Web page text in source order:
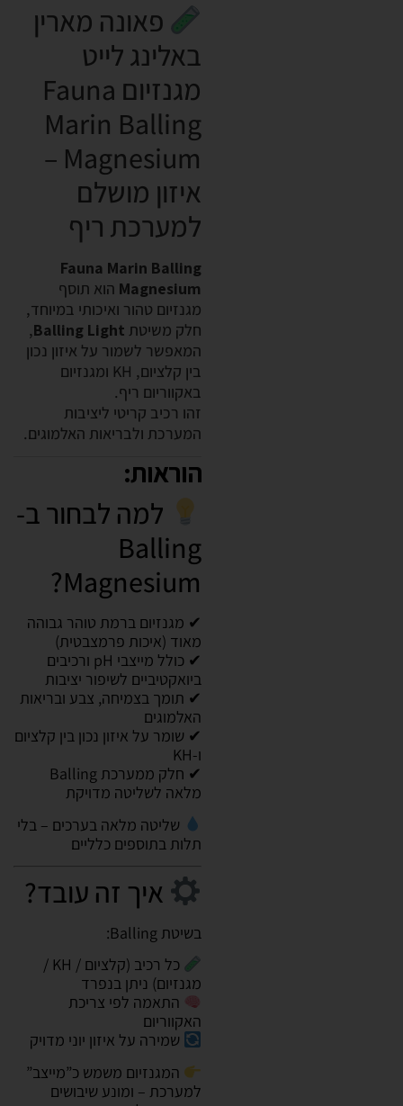
פאונה מארין
באלינג לייט
מגנזיום Fauna
Marin Balling
Magnesium –
איזון מושלם
למערכת ריף
Fauna Marin Balling
Magnesium הוא תוסף
מגנזיום טהור ואיכותי במיוחד,
חלק משיטת Balling Light
,
המאפשר לשמור על איזון נכון
בין קלציום, KH ומגנזיום
באקווריום ריף.
זהו רכיב קריטי ליציבות
המערכת ולבריאות האלמוגים.
הוראות:
למה לבחור ב-
Balling
Magnesium?
✔ מגנזיום ברמת טוהר גבוהה
מאוד (איכות פרמצבטית)
✔ כולל מייצבי pH ורכיבים
ביואקטיביים לשיפור יציבות
✔ תומך בצמיחה, צבע ובריאות
האלמוגים
✔ שומר על איזון נכון בין קלציום
ו-KH
✔ חלק ממערכת Balling
מלאה לשליטה מדויקת
שליטה מלאה בערכים – בלי
תלות בתוספים כלליים
איך זה עובד?
בשיטת Balling:
כל רכיב (קלציום / KH /
מגנזיום) ניתן בנפרד
התאמה לפי צריכת
האקווריום
שמירה על איזון יוני מדויק
המגנזיום משמש כ”מייצב”
למערכת – ומונע שיבושים